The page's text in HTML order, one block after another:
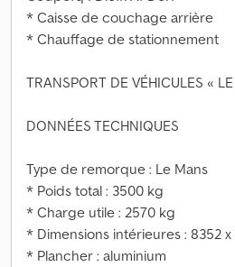
* Caisse de couchage arrière
* Chauffage de stationnement
TRANSPORT DE VÉHICULES «
DONNÉES TECHNIQUES
Type de remorque : Le Mans
* Poids total : 3500 kg
* Charge utile : 2570 kg
* Dimensions intérieures : 8352 x
* Plancher : aluminium